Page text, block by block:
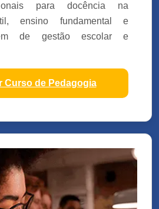
para docência na
ensino fundamental e
de gestão escolar e
Curso de Pedagogia